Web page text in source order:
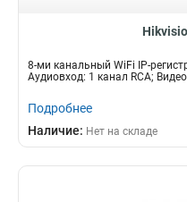
8-ми канальный WiFi IP-
Аудиовход: 1 канал RCA;
Подробнее
Наличие: Нет на складе